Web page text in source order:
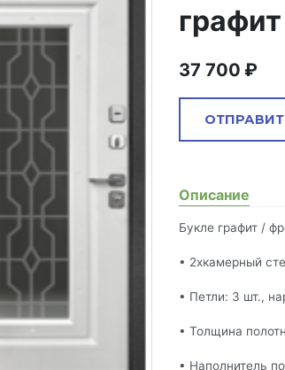
графит
37 700
Описание
Букле графит /
• 2хкамерный
• Петли: 3 шт.,
• Толщина
• Наполнитель
Электронная почта
Запрос
Ваше сообщение успешно